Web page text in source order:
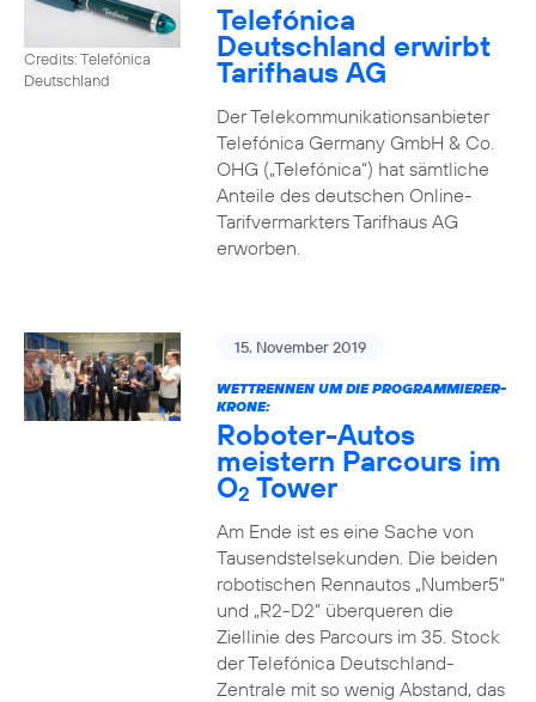
Credits: Telefónica
Deutschland
Telefónica
Deutschland erwirbt
Tarifhaus AG
Der Telekommunikationsanbieter
Telefónica Germany GmbH & Co.
OHG („Telefónica“) hat sämtliche
Anteile des deutschen Online-
Tarifvermarkters Tarifhaus AG
erworben.
15. November 2019
WETTRENNEN UM DIE PROGRAMMIERER-
KRONE:
Roboter-Autos
meistern Parcours im
O2 Tower
Am Ende ist es eine Sache von
Tausendstelsekunden. Die beiden
robotischen Rennautos „Number5“
und „R2-D2“ überqueren die
Ziellinie des Parcours im 35. Stock
der Telefónica Deutschland-
Zentrale mit so wenig Abstand, das